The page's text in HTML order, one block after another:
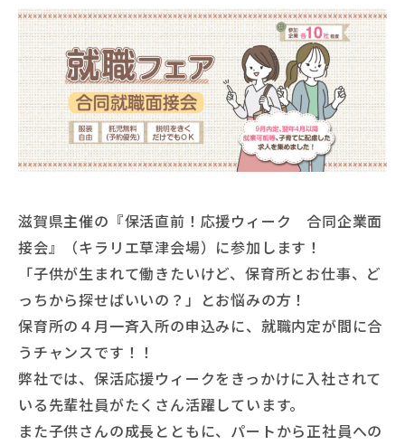
滋賀県主催の『保活直前！応援ウィーク 合同企業面
接会』（キラリエ草津会場）に参加します！
「子供が生まれて働きたいけど、保育所とお仕事、ど
っちから探せばいいの？」とお悩みの方！
保育所の４月一斉入所の申込みに、就職内定が間に合
うチャンスです！！
弊社では、保活応援ウィークをきっかけに入社されて
いる先輩社員がたくさん活躍しています。
また子供さんの成長とともに、パートから正社員への